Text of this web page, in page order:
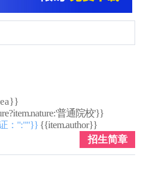
普通院校'}}
：":""}} {{item.author}}
招生简章